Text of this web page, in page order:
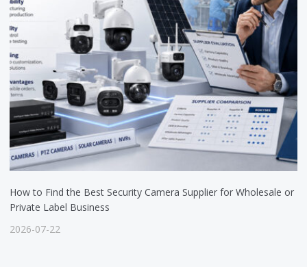
How to Find the Best Security Camera Supplier for Wholesale or
Private Label Business
2026-07-22